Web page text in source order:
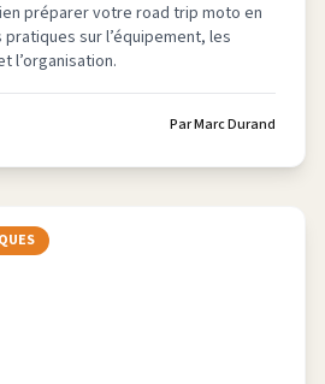
préparer votre road trip moto en
sur l’équipement, les
l’organisation.
ParMarc Durand